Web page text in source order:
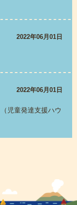
2022年06月01日
2022年06月01日
児童発達支援ハウ